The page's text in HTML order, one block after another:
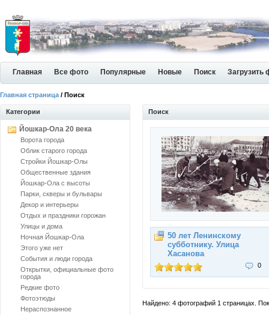
Главная Все фото Популярные Новые Поиск Загрузить
Главная страница / Поиск
Категории
Йошкар-Ола 20 века
Ворота города
Облик старого города
Стройки Йошкар-Олы
Общественные здания
Йошкар-Ола с высоты
Парки, скверы и бульвары
Декор и интерьеры
Отдых и праздники горожан
Улицы и дома
Ночная Йошкар-Ола
Этого уже нет
События и люди города
Открытки, официальные фото
города
Редкие фото
Фотоэтюды
Нераспознанное
Поиск
50 лет Ленинскому
субботнику. Улица
Хасанова
0
Найдено: 4 фотографий 1 страницах.